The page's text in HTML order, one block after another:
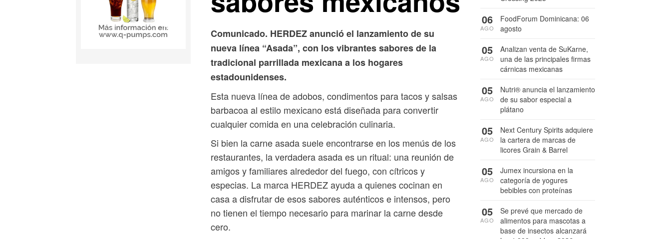
Comunicado. HERDEZ anunció el lanzamiento de su
nueva línea “Asada”, con los vibrantes sabores de la
tradicional parrillada mexicana a los hogares
estadounidenses.
Esta nueva línea de adobos, condimentos para tacos y salsas
barbacoa al estilo mexicano está diseñada para convertir
cualquier comida en una celebración culinaria.
Si bien la carne asada suele encontrarse en los menús de los
restaurantes, la verdadera asada es un ritual: una reunión de
amigos y familiares alrededor del fuego, con cítricos y
especias. La marca HERDEZ ayuda a quienes cocinan en
casa a disfrutar de esos sabores auténticos e intensos, pero
no tienen el tiempo necesario para marinar la carne desde
cero.
FoodForum Dominicana: 06
agosto
06
AGO
Analizan venta de SuKarne,
una de las principales firmas
cárnicas mexicanas
05
AGO
Nutri® anuncia el lanzamiento
de su sabor especial a
plátano
05
AGO
Next Century Spirits adquiere
la cartera de marcas de
licores Grain & Barrel
05
AGO
Jumex incursiona en la
categoría de yogures
bebibles con proteínas
05
AGO
Se prevé que mercado de
alimentos para mascotas a
base de insectos alcanzará
05
AGO